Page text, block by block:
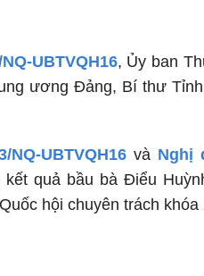
UBTVQH16, Ủy ban
ương Đảng, Bí thư
UBTVQH16và Nghị
kết quả bầu bà Điểu
hội chuyên trách